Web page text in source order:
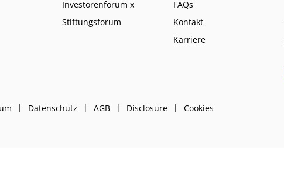
Investorenforum x
Stiftungsforum
FAQs
Kontakt
Karriere
Datenschutz AGB Disclosure Cookies